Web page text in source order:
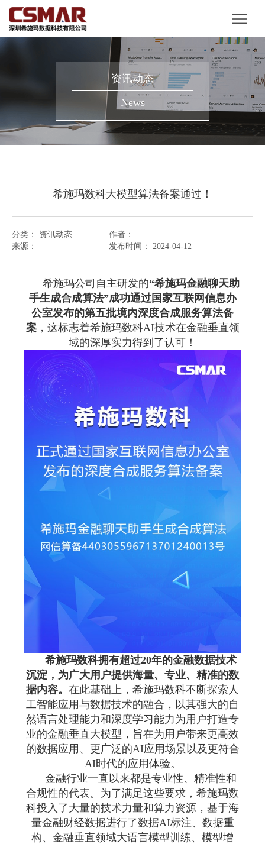
首
页
产
案
案
资讯动态
News
希施玛数科大模型算法备案通过！
分类： 资讯动态
作者：
来源：
发布时间： 2024-04-12
希施玛公司自主研发的“希施玛金融聊天助
手生成合成算法”成功通过国家互联网信息办
公室发布的第五批境内深度合成服务算法备
案，这标志着希施玛数科AI技术在金融垂直领
域的深厚实力得到了认可！
希施玛数科拥有超过20年的金融数据技术
沉淀，为广大用户提供海量、专业、精准的数
据内容。 在此基础上，希施玛数科不断探索人
工智能应用与数据技术的融合，以其强大的自
然语言处理能力和深度学习能力为用户打造专
业的金融垂直大模型，旨在为用户带来更高效
的数据应用、更广泛的AI应用场景以及更符合
AI时代的应用体验。
金融行业一直以来都是专业性、精准性和
合规性的代表。为了满足这些要求，希施玛数
科投入了大量的技术力量和算力资源，基于海
量金融财经数据进行了数据AI标注、数据重
构、金融垂直领域大语言模型训练、模型增